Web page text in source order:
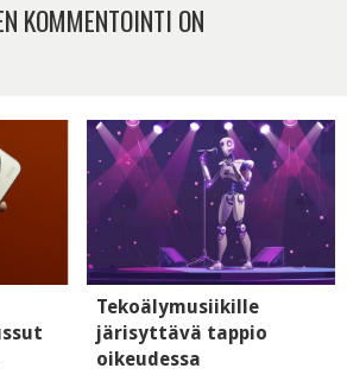
KOMMENTOINTI ON
Tekoälymusiikille
järisyttävä tappio
oikeudessa